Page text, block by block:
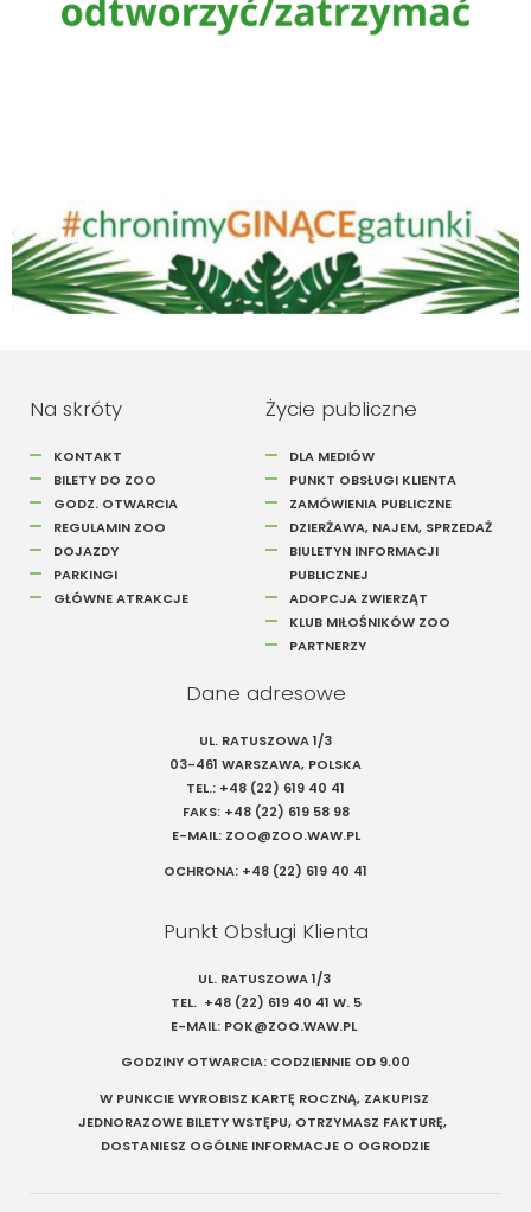
Na skróty
KONTAKT
BILETY DO ZOO
GODZ. OTWARCIA
REGULAMIN ZOO
DOJAZDY
PARKINGI
GŁÓWNE ATRAKCJE
Życie publiczne
DLA MEDIÓW
PUNKT OBSŁUGI KLIENTA
ZAMÓWIENIA PUBLICZNE
DZIERŻAWA, NAJEM, SPRZEDAŻ
BIULETYN INFORMACJI
PUBLICZNEJ
ADOPCJA ZWIERZĄT
KLUB MIŁOŚNIKÓW ZOO
PARTNERZY
Dane adresowe
UL. RATUSZOWA 1/3
03-461 WARSZAWA, POLSKA
TEL.: +48 (22) 619 40 41
FAKS: +48 (22) 619 58 98
E-MAIL: ZOO@ZOO.WAW.PL
OCHRONA: +48 (22) 619 40 41
Punkt Obsługi Klienta
UL. RATUSZOWA 1/3
TEL. +48 (22) 619 40 41 W. 5
E-MAIL: POK@ZOO.WAW.PL
GODZINY OTWARCIA: CODZIENNIE OD 9.00
W PUNKCIE WYROBISZ KARTĘ ROCZNĄ, ZAKUPISZ
JEDNORAZOWE BILETY WSTĘPU, OTRZYMASZ FAKTURĘ,
DOSTANIESZ OGÓLNE INFORMACJE O OGRODZIE